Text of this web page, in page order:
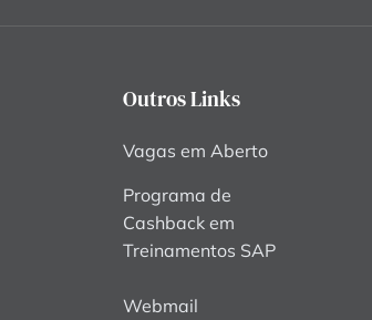
Outros Links
Vagas em Aberto
Programa de
Cashback em
Treinamentos SAP
Webmail